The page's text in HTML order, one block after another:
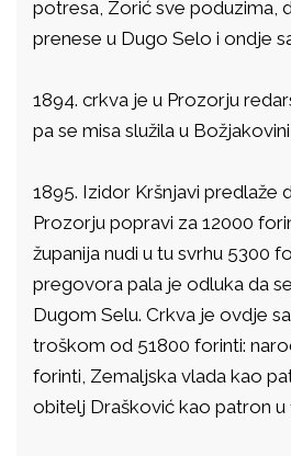
potresa, Zorić sve poduzima,
prenese u Dugo Selo i ondje
1894. crkva je u Prozorju
pa se misa služila u
1895. Izidor Kršnjavi predlaže
Prozorju popravi za 12000
županija nudi u tu svrhu 5300
pregovora pala je odluka da
Dugom Selu. Crkva je ovdje
troškom od 51800 forinti:
forinti, Zemaljska vlada kao
obitelj Drašković kao patron u